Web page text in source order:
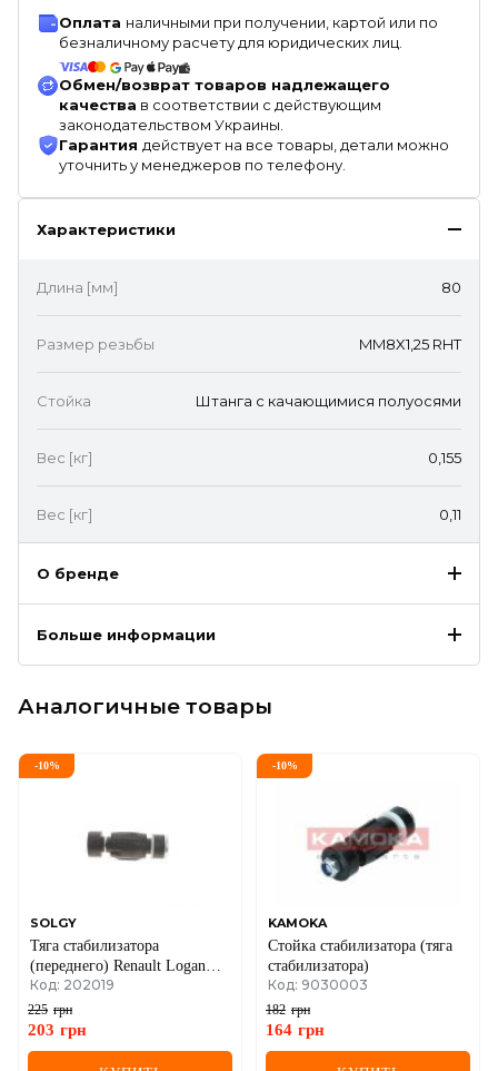
Оплата наличными при получении, картой или по
безналичному расчету для юридических лиц.
Обмен/возврат товаров надлежащего
качества в соответствии с действующим
законодательством Украины.
Гарантия действует на все товары, детали можно
уточнить у менеджеров по телефону.
Характеристики
Длина [мм] 80
Размер резьбы MM8X1,25 RHT
Стойка Штанга с качающимися полуосями
Вес [кг] 0,155
Вес [кг] 0,11
О бренде
Больше информации
Аналогичные товары
-10%
SOLGY
Тяга стабилизатора
(переднего) Renault Logan
04-
Код: 202019
225 грн
203 грн
-10%
KAMOKA
Стойка стабилизатора (тяга
стабилизатора)
Код: 9030003
182 грн
164 грн